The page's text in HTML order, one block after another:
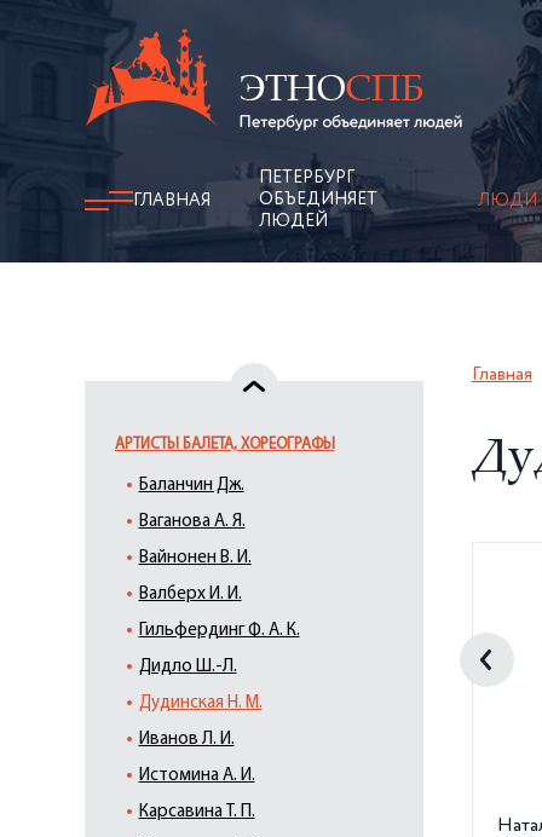
ГЛАВНАЯ
ПЕТЕРБУРГ
ОБЪЕДИНЯЕТ
ЛЮДЕЙ
ЛЮДИ
АРТИСТЫ БАЛЕТА, ХОРЕОГРАФЫ
Баланчин Дж.
Ваганова А. Я.
Вайнонен В. И.
Валберх И. И.
Гильфердинг Ф. А. К.
Дидло Ш.-Л.
Дудинская Н. М.
Иванов Л. И.
Истомина А. И.
Карсавина Т. П.
Главная